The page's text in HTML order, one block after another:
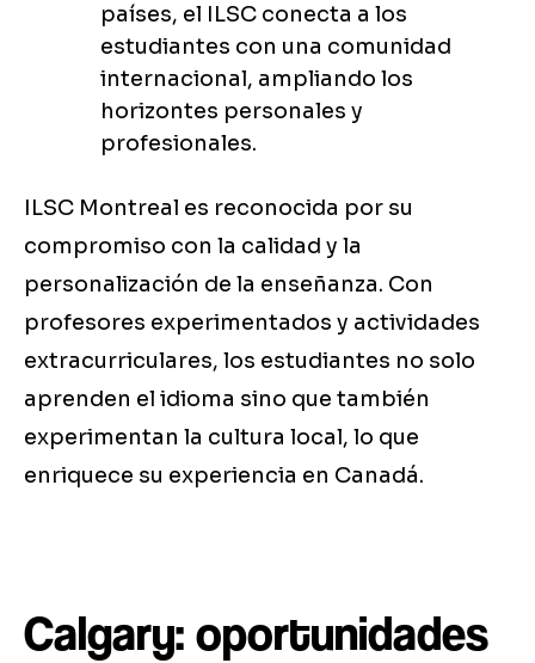
países, el ILSC conecta a los
estudiantes con una comunidad
internacional, ampliando los
horizontes personales y
profesionales.
ILSC Montreal es reconocida por su
compromiso con la calidad y la
personalización de la enseñanza. Con
profesores experimentados y actividades
extracurriculares, los estudiantes no solo
aprenden el idioma sino que también
experimentan la cultura local, lo que
enriquece su experiencia en Canadá.
Calgary: oportunidades